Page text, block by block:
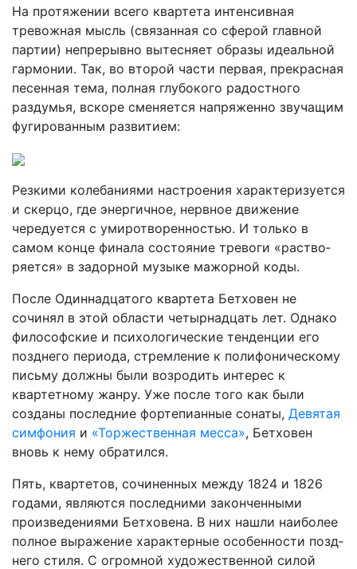
На протяжении всего квартета интенсивная
тревожная мысль (связанная со сферой главной
партии) непрерывно вытесняет образы идеальной
гармонии. Так, во второй части первая, прекрасная
песенная тема, полная глубокого радостного
раздумья, вскоре сменяется напряженно звучащим
фугированным развитием:
Резкими колебаниями настроения характеризуется
и скерцо, где энергичное, нервное движение
чередуется с умиротворенностью. И только в
самом конце финала состояние тревоги «раство­
ряется» в задорной музыке мажорной коды.
После Одиннадцатого квартета Бетховен не
сочинял в этой области четырнадцать лет. Однако
философские и психологические тенденции его
позднего периода, стремление к полифоническому
письму должны были возродить интерес к
квартетному жанру. Уже после того как были
созданы последние фортепианные сонаты, Девятая
симфония и «Торжественная месса», Бетховен
вновь к нему обратился.
Пять, квартетов, сочиненных между 1824 и 1826
годами, явля­ются последними законченными
произведениями Бетховена. В них нашли наиболее
полное выражение характерные особенности позд­
него стиля. С огромной художественной силой